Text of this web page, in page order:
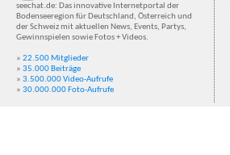
seechat.de: Das innovative Internetportal der
Bodenseeregion für Deutschland, Österreich und
der Schweiz mit aktuellen News, Events, Partys,
Gewinnspielen sowie Fotos + Videos.
» 22.500 Mitglieder
» 35.000 Beiträge
» 3.500.000 Video-Aufrufe
» 30.000.000 Foto-Aufrufe